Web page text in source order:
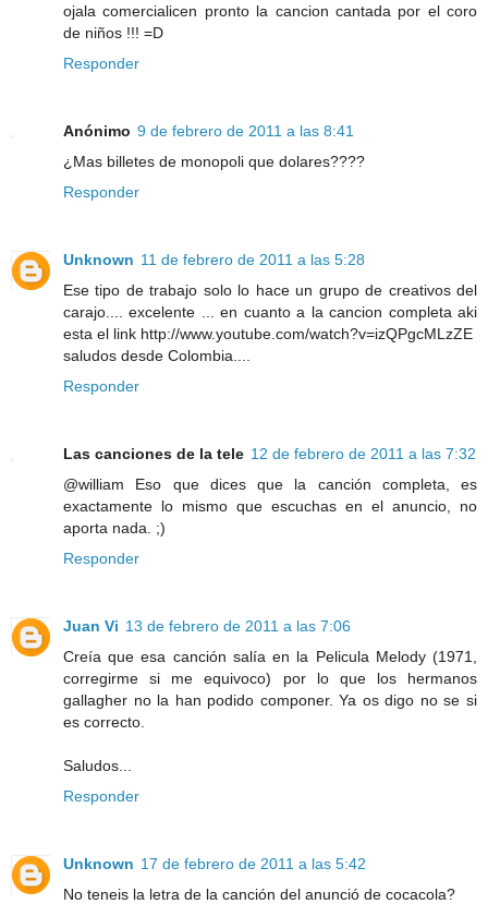
ojala comercialicen pronto la cancion cantada por el coro
de niños !!! =D
Responder
Anónimo 9 de febrero de 2011 a las 8:41
¿Mas billetes de monopoli que dolares????
Responder
Unknown 11 de febrero de 2011 a las 5:28
Ese tipo de trabajo solo lo hace un grupo de creativos del
carajo.... excelente ... en cuanto a la cancion completa aki
esta el link http://www.youtube.com/watch?v=izQPgcMLzZE
saludos desde Colombia....
Responder
Las canciones de la tele 12 de febrero de 2011 a las 7:32
@william Eso que dices que la canción completa, es
exactamente lo mismo que escuchas en el anuncio, no
aporta nada. ;)
Responder
Juan Vi 13 de febrero de 2011 a las 7:06
Creía que esa canción salía en la Pelicula Melody (1971,
corregirme si me equivoco) por lo que los hermanos
gallagher no la han podido componer. Ya os digo no se si
es correcto.
Saludos...
Responder
Unknown 17 de febrero de 2011 a las 5:42
No teneis la letra de la canción del anunció de cocacola?